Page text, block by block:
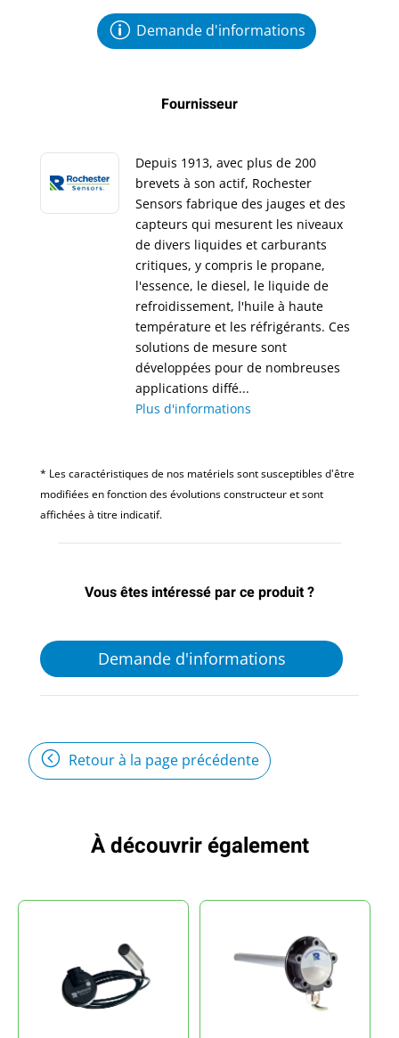
Demande d'informations
Fournisseur
Depuis 1913, avec plus de 200
brevets à son actif, Rochester
Sensors fabrique des jauges et des
capteurs qui mesurent les niveaux
de divers liquides et carburants
critiques, y compris le propane,
l'essence, le diesel, le liquide de
refroidissement, l'huile à haute
température et les réfrigérants. Ces
solutions de mesure sont
développées pour de nombreuses
applications diffé...
Plus d'informations
* Les caractéristiques de nos matériels sont susceptibles d'être
modifiées en fonction des évolutions constructeur et sont
affichées à titre indicatif.
Vous êtes intéressé par ce produit ?
Demande d'informations
Retour à la page précédente
À découvrir également